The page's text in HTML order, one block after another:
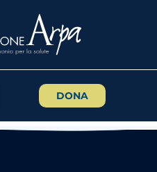
DONA
LE FOTO
FINALE
a voi le foto della
Robotica 2018.